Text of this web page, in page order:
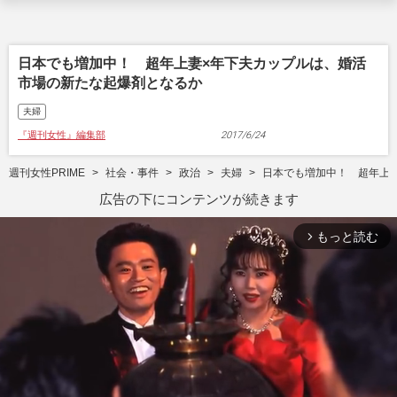
日本でも増加中！ 超年上妻×年下夫カップルは、婚活
市場の新たな起爆剤となるか
夫婦
『週刊女性』編集部 2017/6/24
週刊女性PRIME 社会・事件 政治 夫婦 日本でも増加中！ 超年上
広告の下にコンテンツが続きます
arrow_forward_ios もっと読む